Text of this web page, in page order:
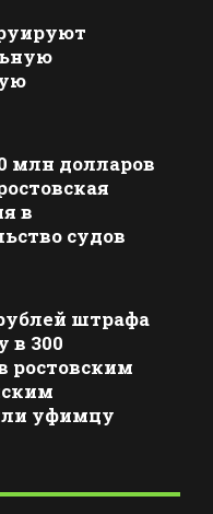
млн долларов
в
судов
штрафа
в 300
ростовским
уфимцу